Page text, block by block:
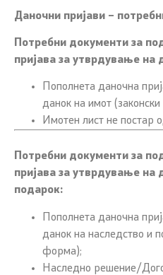
Даночни пријави –
Потребни документи за
пријава за утврдување на
Пополнета даночна
данок на имот
Имотен лист не постар
Потребни документи за
пријава за утврдување на
подарок:
Пополнета даночна
данок на наследство и
форма);
Наследно решение/